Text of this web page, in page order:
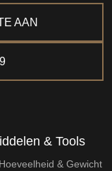
AAN
& Tools
& Gewicht